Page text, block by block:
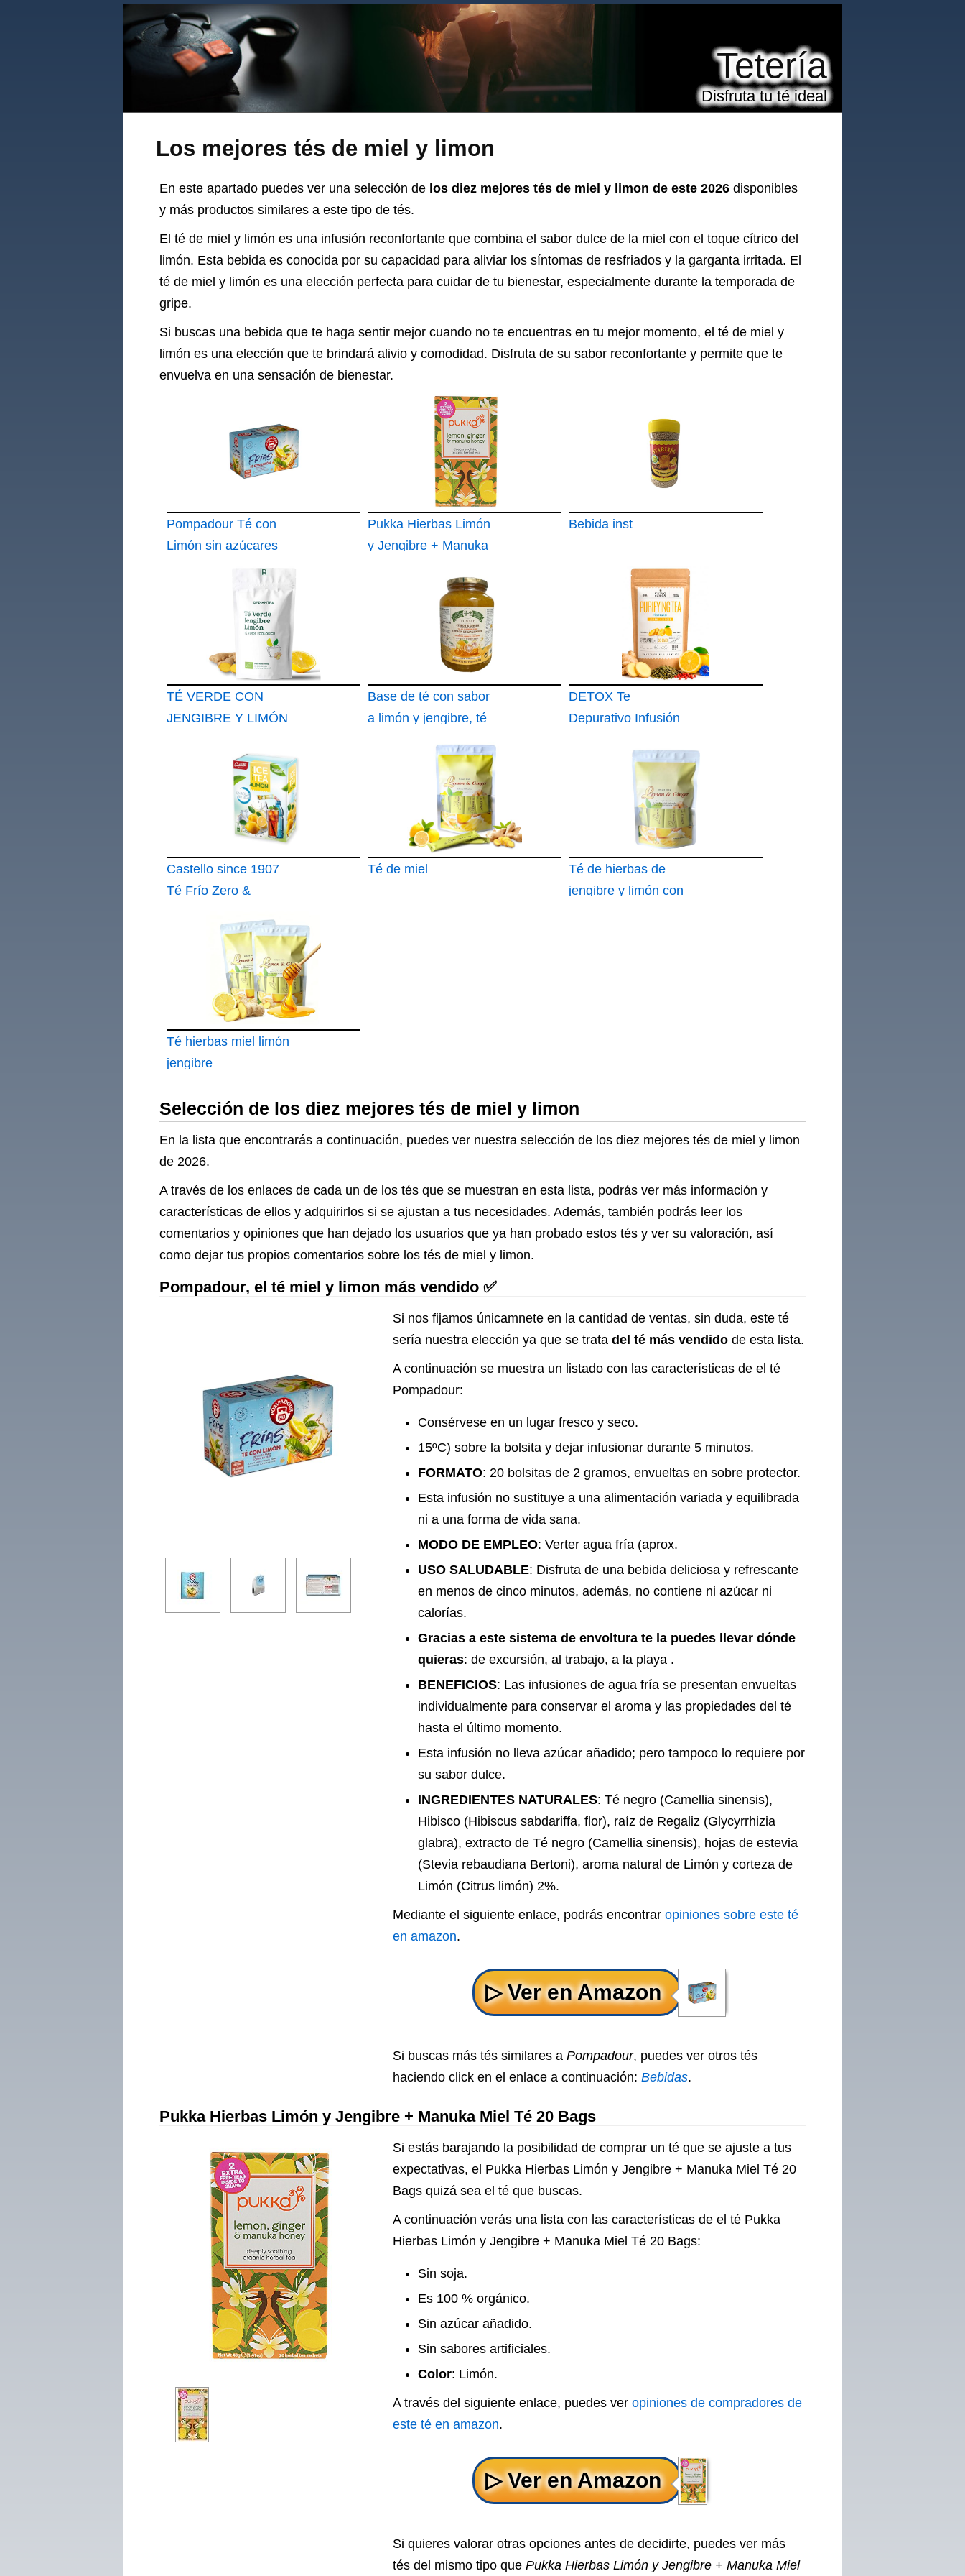
Los mejores tés de miel y limon
Tetería
Disfruta tu té ideal
En este apartado puedes ver una selección de los diez mejores tés de miel y limon de este 2026 disponibles
y más productos similares a este tipo de tés.
El té de miel y limón es una infusión reconfortante que combina el sabor dulce de la miel con el toque cítrico del
limón. Esta bebida es conocida por su capacidad para aliviar los síntomas de resfriados y la garganta irritada. El
té de miel y limón es una elección perfecta para cuidar de tu bienestar, especialmente durante la temporada de
gripe.
Si buscas una bebida que te haga sentir mejor cuando no te encuentras en tu mejor momento, el té de miel y
limón es una elección que te brindará alivio y comodidad. Disfruta de su sabor reconfortante y permite que te
envuelva en una sensación de bienestar.
Pompadour Té con
Limón sin azúcares
añadidos Agua Fría
Pukka Hierbas Limón
y Jengibre + Manuka
Bebida inst
TÉ VERDE CON
JENGIBRE Y LIMÓN
Té Detox Orgánico
REPLANTEA®
Energizante
Base de té con sabor
a limón y jengibre, té
DETOX Te
Depurativo Infusión
con Té Verde
Castello since 1907
Té Frío Zero &
sobres 1 sobre = 500
ml de Té 0 Calorías 0
Azúcar 0 Aspartamo
Té de miel
Té de hierbas de
jengibre y limón con
Té hierbas miel limón
jengibre
Selección de los diez mejores tés de miel y limon
En la lista que encontrarás a continuación, puedes ver nuestra selección de los diez mejores tés de miel y limon
de 2026.
A través de los enlaces de cada un de los tés que se muestran en esta lista, podrás ver más información y
características de ellos y adquirirlos si se ajustan a tus necesidades. Además, también podrás leer los
comentarios y opiniones que han dejado los usuarios que ya han probado estos tés y ver su valoración, así
como dejar tus propios comentarios sobre los tés de miel y limon.
Pompadour, el té miel y limon más vendido ✅
Si nos fijamos únicamnete en la cantidad de ventas, sin duda, este té
sería nuestra elección ya que se trata del té más vendido de esta lista.
A continuación se muestra un listado con las características de el té
Pompadour:
Consérvese en un lugar fresco y seco.
15ºC) sobre la bolsita y dejar infusionar durante 5 minutos.
FORMATO: 20 bolsitas de 2 gramos, envueltas en sobre protector.
Esta infusión no sustituye a una alimentación variada y equilibrada
ni a una forma de vida sana.
MODO DE EMPLEO: Verter agua fría (aprox.
USO SALUDABLE: Disfruta de una bebida deliciosa y refrescante
en menos de cinco minutos, además, no contiene ni azúcar ni
calorías.
Gracias a este sistema de envoltura te la puedes llevar dónde
quieras: de excursión, al trabajo, a la playa .
BENEFICIOS: Las infusiones de agua fría se presentan envueltas
individualmente para conservar el aroma y las propiedades del té
hasta el último momento.
Esta infusión no lleva azúcar añadido; pero tampoco lo requiere por
su sabor dulce.
INGREDIENTES NATURALES: Té negro (Camellia sinensis),
Hibisco (Hibiscus sabdariffa, flor), raíz de Regaliz (Glycyrrhizia
glabra), extracto de Té negro (Camellia sinensis), hojas de estevia
(Stevia rebaudiana Bertoni), aroma natural de Limón y corteza de
Limón (Citrus limón) 2%.
Mediante el siguiente enlace, podrás encontrar opiniones sobre este té
en amazon.
Si buscas más tés similares a Pompadour, puedes ver otros tés
haciendo click en el enlace a continuación: Bebidas.
Pukka Hierbas Limón y Jengibre + Manuka Miel Té 20 Bags
Si estás barajando la posibilidad de comprar un té que se ajuste a tus
expectativas, el Pukka Hierbas Limón y Jengibre + Manuka Miel Té 20
Bags quizá sea el té que buscas.
A continuación verás una lista con las características de el té Pukka
Hierbas Limón y Jengibre + Manuka Miel Té 20 Bags:
Sin soja.
Es 100 % orgánico.
Sin azúcar añadido.
Sin sabores artificiales.
Color: Limón.
A través del siguiente enlace, puedes ver opiniones de compradores de
este té en amazon.
Si quieres valorar otras opciones antes de decidirte, puedes ver más
tés del mismo tipo que Pukka Hierbas Limón y Jengibre + Manuka Miel